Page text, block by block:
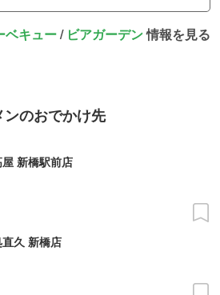
ベキュー/ ビアガーデン情報を見る
のおでかけ先
屋 新橋駅前店
久 新橋店